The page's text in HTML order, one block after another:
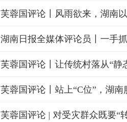
芙蓉国评论丨风雨欲来，湖南
湖南日报全媒体评论员丨一手
芙蓉国评论丨让传统村落从“静
芙蓉国评论丨站上“C位”，湖南
芙蓉国评论 | 对受灾群众既要“